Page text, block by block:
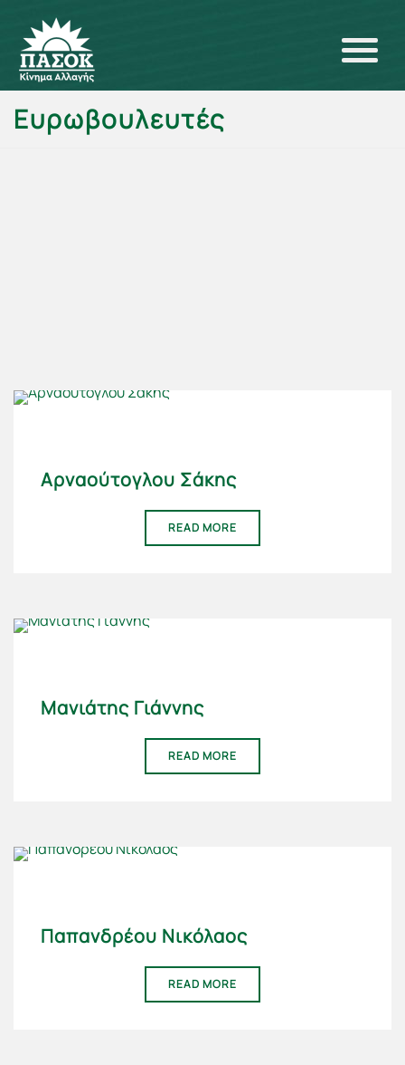
Ευρωβουλευτές
Αρναούτογλου Σάκης
READ MORE
Μανιάτης Γιάννης
READ MORE
Παπανδρέου Νικόλαος
READ MORE